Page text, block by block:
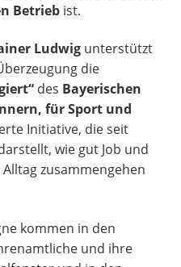
Betriebist.
Ludwigunterstützt
die
des Bayerischen
für Sport und
Initiative, die seit
wie gut Job und
zusammengehen
kommen in den
und ihre